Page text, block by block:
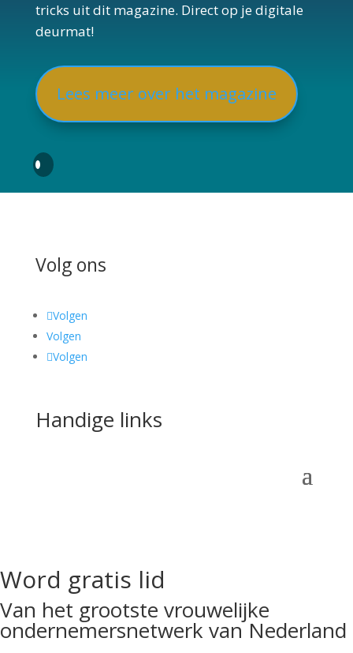
tricks uit dit magazine. Direct op je digitale
deurmat!
Lees meer over het magazine
Volg ons
Volgen
Volgen
Volgen
Handige links
Word gratis lid
Van het grootste vrouwelijke
ondernemersnetwerk van Nederland